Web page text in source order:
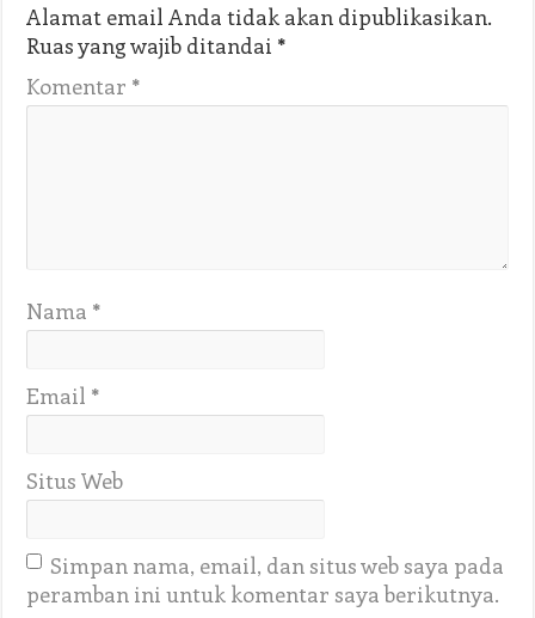
Alamat email Anda tidak akan dipublikasikan.
Ruas yang wajib ditandai *
Komentar *
Nama *
Email *
Situs Web
Simpan nama, email, dan situs web saya pada
peramban ini untuk komentar saya berikutnya.